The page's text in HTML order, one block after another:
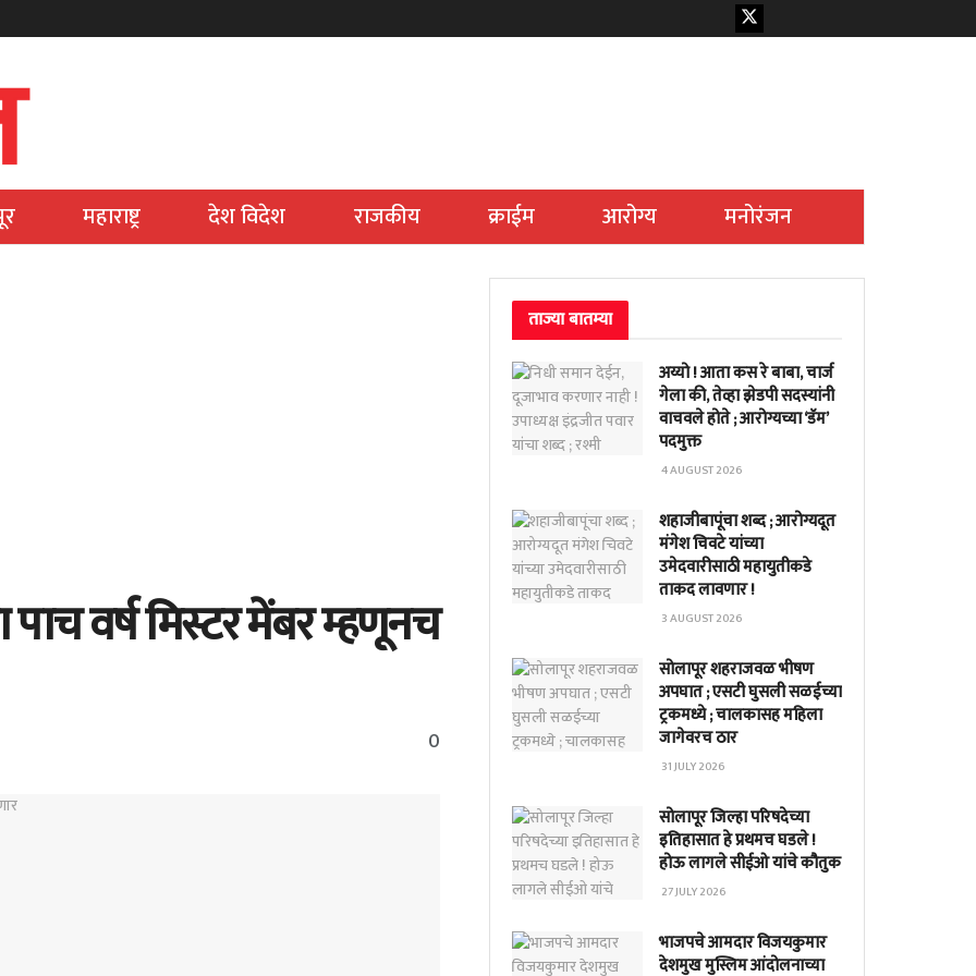
महाराष्ट्र देश विदेश राजकीय क्राईम आरोग्य मनोरंजन
वर्ष मिस्टर मेंबर म्हणूनच
0
ताज्या बातम्या
अय्यो ! आता कस रे बाबा, चार्ज
गेला की, तेव्हा झेडपी सदस्यांनी
वाचवले होते ; आरोग्यच्या ‘डॅम’
पदमुक्त
4 AUGUST 2026
शहाजीबापूंचा शब्द ; आरोग्यदूत
मंगेश चिवटे यांच्या
उमेदवारीसाठी महायुतीकडे
ताकद लावणार !
3 AUGUST 2026
सोलापूर शहराजवळ भीषण
अपघात ; एसटी घुसली सळईच्या
ट्रकमध्ये ; चालकासह महिला
जागेवरच ठार
31 JULY 2026
सोलापूर जिल्हा परिषदेच्या
इतिहासात हे प्रथमच घडले !
होऊ लागले सीईओ यांचे कौतुक
27 JULY 2026
भाजपचे आमदार विजयकुमार
देशमुख मुस्लिम आंदोलनाच्या